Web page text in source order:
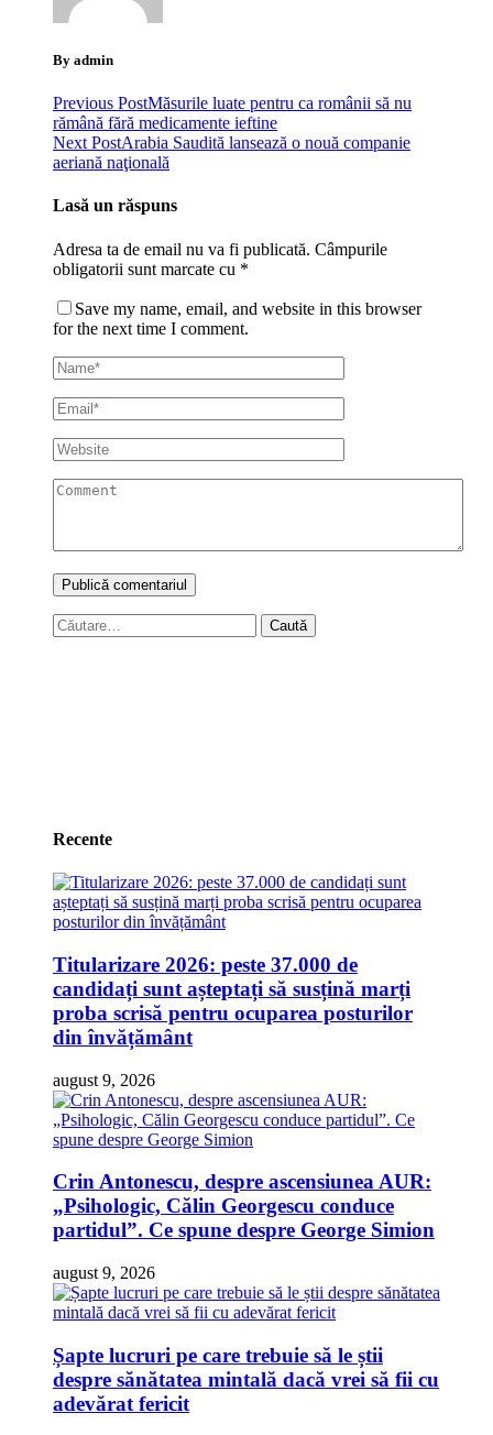
By admin
Previous PostMăsurile luate pentru ca românii să nu
rămână fără medicamente ieftine
Next PostArabia Saudită lansează o nouă companie
aeriană naţională
Lasă un răspuns
Adresa ta de email nu va fi publicată. Câmpurile
obligatorii sunt marcate cu *
Save my name, email, and website in this browser
for the next time I comment.
Caută
după:
Recente
Titularizare 2026: peste 37.000 de
candidați sunt așteptați să susțină marți
proba scrisă pentru ocuparea posturilor
din învățământ
august 9, 2026
Crin Antonescu, despre ascensiunea AUR:
„Psihologic, Călin Georgescu conduce
partidul”. Ce spune despre George Simion
august 9, 2026
Șapte lucruri pe care trebuie să le știi
despre sănătatea mintală dacă vrei să fii cu
adevărat fericit